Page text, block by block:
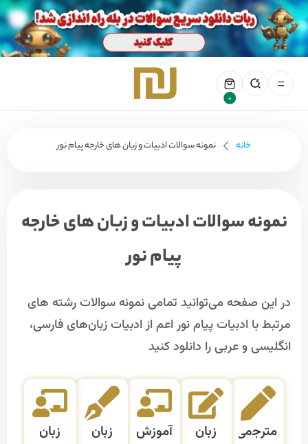
0
خانه نمونه سوالات ادبیات و زبان های خارجه پیام نور
نمونه سوالات ادبیات و زبان های خارجه
پیام نور
در این صفحه می‌توانید تمامی نمونه سوالات رشته های
مرتبط با ادبیات پیام نور اعم از ادبیات زبان‌های فارسی،
انگلیسی و عربی را دانلود کنید
ﻣﺘﺮﺟمی
زﺑﺎن
آﻣﻮزش
زبان
زبان